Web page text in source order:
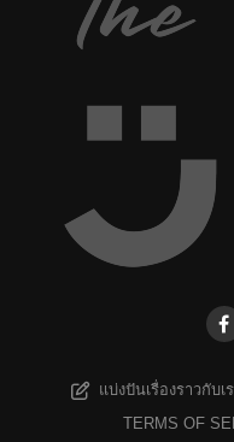
แบ่งปันเรื่องราวกับเ
TERMS OF